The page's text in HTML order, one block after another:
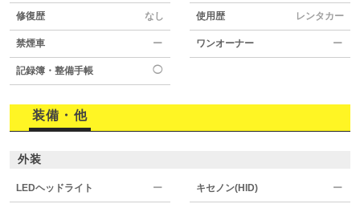
修復歴 なし 使用歴 レンタカー
禁煙車 ー ワンオーナー ー
記録簿・整備手帳 ◯
装備・他
外装
LEDヘッドライト ー キセノン(HID) ー